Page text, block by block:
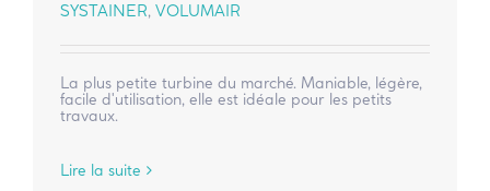
SYSTAINER, VOLUMAIR
La plus petite turbine du marché. Maniable, légère,
facile d'utilisation, elle est idéale pour les petits
travaux.
Lire la suite